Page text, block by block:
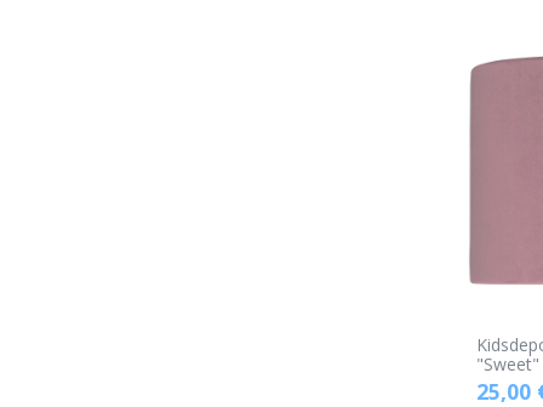
25,00